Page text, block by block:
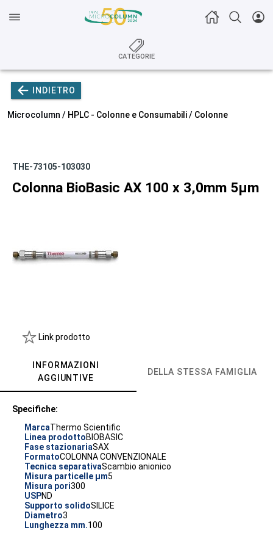
CATEGORIE
INDIETRO
Microcolumn / HPLC - Colonne e Consumabili/ Colonne
THE-73105-103030
Colonna BioBasic AX 100 x 3,0mm 5µm
Link prodotto
INFORMAZIONI
AGGIUNTIVE
DELLA STESSA FAMIGLIA
Specifiche:
MarcaThermo Scientific
Linea prodottoBIOBASIC
Fase stazionariaSAX
FormatoCOLONNA CONVENZIONALE
Tecnica separativaScambio anionico
Misura particelle µm5
Misura pori300
USPND
Supporto solidoSILICE
Diametro3
Lunghezza mm.100